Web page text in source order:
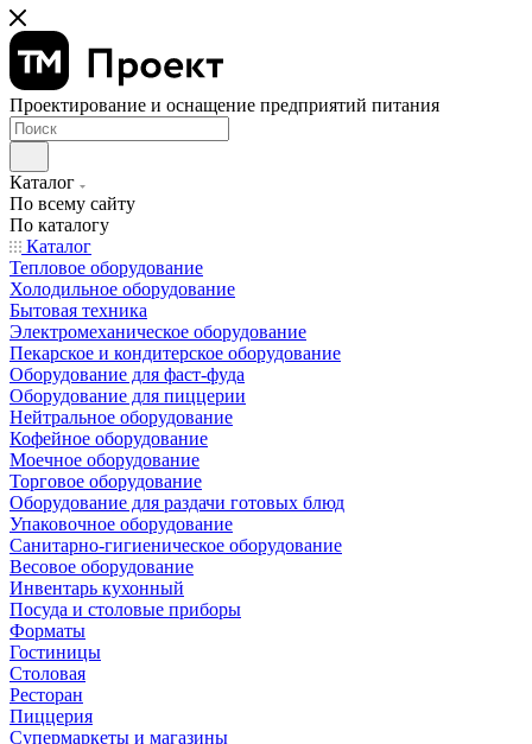
Проектирование и оснащение предприятий питания
Каталог
По всему сайту
По каталогу
Каталог
Тепловое оборудование
Холодильное оборудование
Бытовая техника
Электромеханическое оборудование
Пекарское и кондитерское оборудование
Оборудование для фаст-фуда
Оборудование для пиццерии
Нейтральное оборудование
Кофейное оборудование
Моечное оборудование
Торговое оборудование
Оборудование для раздачи готовых блюд
Упаковочное оборудование
Санитарно-гигиеническое оборудование
Весовое оборудование
Инвентарь кухонный
Посуда и столовые приборы
Форматы
Гостиницы
Столовая
Ресторан
Пиццерия
Супермаркеты и магазины